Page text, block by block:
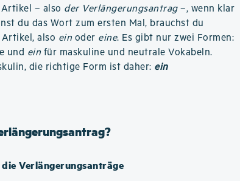
– also der Verlängerungsantrag–, wenn klar
du das Wort zum ersten Mal, brauchst du
also ein oder eine. Es gibt nur zwei Formen:
und ein für maskuline und neutrale Vokabeln.
die richtige Form ist daher: ein
die Verlängerungsanträge